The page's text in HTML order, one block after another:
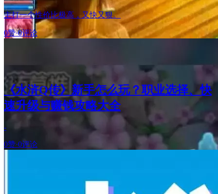
主打一个性价比极高，又快又狠。
0赞·0评论
《水浒Q传》新手怎么玩？职业选择、快
速升级与赚钱攻略大全
-
0赞·0评论